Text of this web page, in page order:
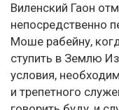
Виленский Гаон
непосредственно
Моше рабейну,
ступить в Землю
условия,
и трепетного